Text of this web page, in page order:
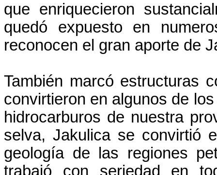
que enriquecieron
quedó expuesto en
reconocen el gran aporte de
También marcó estructuras
convirtieron en algunos de
hidrocarburos de nuestra
selva, Jakulica se convirtió
geología de las regiones
trabajó con seriedad en